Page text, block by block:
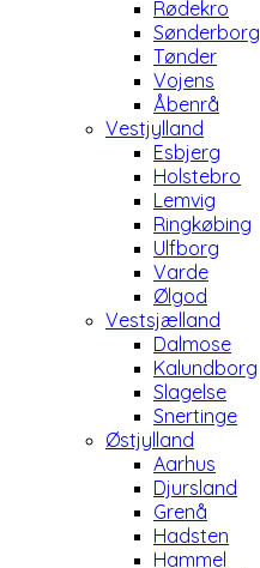
Rødekro
Sønderborg
Tønder
Vojens
Åbenrå
Vestjylland
Esbjerg
Holstebro
Lemvig
Ringkøbing
Ulfborg
Varde
Ølgod
Vestsjælland
Dalmose
Kalundborg
Slagelse
Snertinge
Østjylland
Aarhus
Djursland
Grenå
Hadsten
Hammel